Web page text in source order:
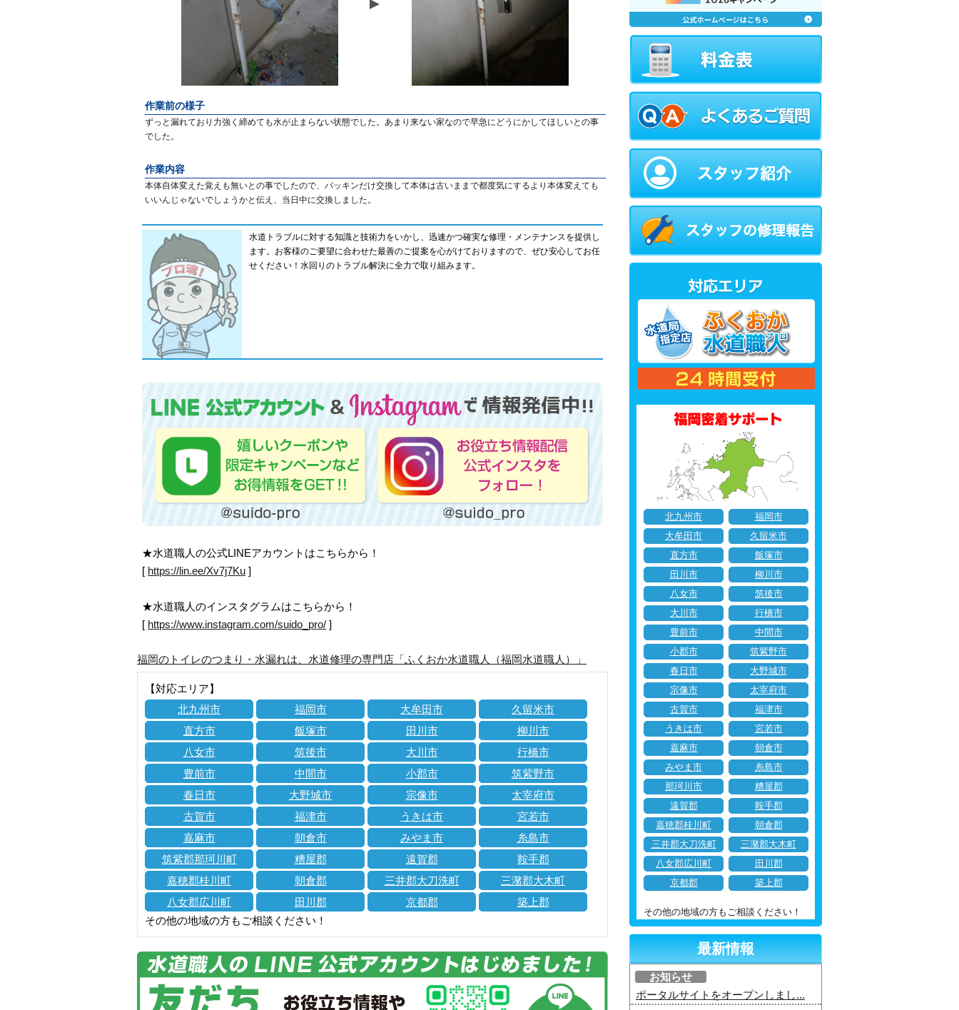
作業前の様子
ずっと漏れており力強く締めても水が止まらない状態でした。あまり来ない家なので早急にどうにかしてほしいとの事
でした。
作業内容
本体自体変えた覚えも無いとの事でしたので、パッキンだけ交換して本体は古いままで都度気にするより本体変えても
いいんじゃないでしょうかと伝え、当日中に交換しました。
水道トラブルに対する知識と技術力をいかし、迅速かつ確実な修理・メンテナンスを提供し
ます。お客様のご要望に合わせた最善のご提案を心がけておりますので、ぜひ安心してお任
せください！水回りのトラブル解決に全力で取り組みます。
★水道職人の公式LINEアカウントはこちらから！
[ https://lin.ee/Xv7j7Ku ]
★水道職人のインスタグラムはこちらから！
[ https://www.instagram.com/suido_pro/ ]
福岡のトイレのつまり・水漏れは、水道修理の専門店「ふくおか水道職人（福岡水道職人）」
【対応エリア】
北九州市
福岡市 大牟田市
久留米市
直方市
飯塚市 田川市
柳川市
八女市
筑後市 大川市
行橋市
豊前市
中間市 小郡市
筑紫野市
春日市
大野城市 宗像市
太宰府市
古賀市
福津市 うきは市
宮若市
嘉麻市
朝倉市 みやま市
糸島市
筑紫郡那珂川町
糟屋郡 遠賀郡
鞍手郡
嘉穂郡桂川町
朝倉郡 三井郡大刀洗町
三潴郡大木町
八女郡広川町
田川郡 京都郡
築上郡
その他の地域の方もご相談ください！
北九州市
福岡市
大牟田市
久留米市
直方市
飯塚市
田川市
柳川市
八女市
筑後市
大川市
行橋市
豊前市
中間市
小郡市
筑紫野市
春日市
大野城市
宗像市
太宰府市
古賀市
福津市
うきは市
宮若市
嘉麻市
朝倉市
みやま市
糸島市
那珂川市
糟屋郡
遠賀郡
鞍手郡
嘉穂郡桂川町
朝倉郡
三井郡大刀洗町
三潴郡大木町
八女郡広川町
田川郡
京都郡
築上郡
その他の地域の方もご相談ください！
最新情報
お知らせ
ポータルサイトをオープンしまし...